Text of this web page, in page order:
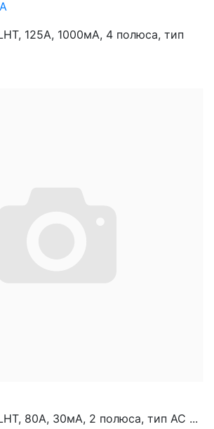
125A, 1000мА, 4 полюса, тип
80A, 30мА, 2 полюса, тип АС ...